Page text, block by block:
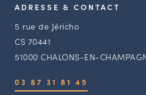
ADRESSE & CONTACT
5 rue de Jéricho
CS 70441
51000 CHALONS-EN-
03 87 31 81 45